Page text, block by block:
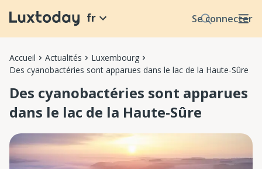
Se connecter
fr
Accueil Actualités
Luxembourg
Des cyanobactéries sont apparues dans le lac de la Haute-Sûre
Des cyanobactéries sont apparues
dans le lac de la Haute-Sûre